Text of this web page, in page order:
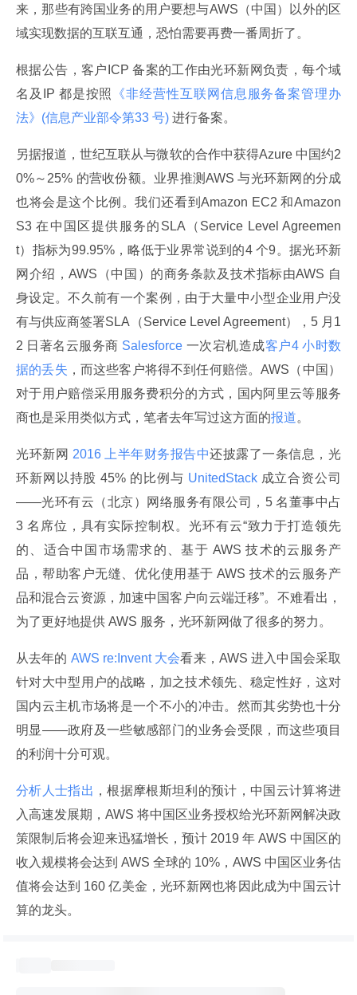
来，那些有跨国业务的用户要想与AWS（中国）以外的区
域实现数据的互联互通，恐怕需要再费一番周折了。
根据公告，客户ICP 备案的工作由光环新网负责，每个域
名及IP 都是按照
《非经营性互联网信息服务备案管理办
法》(信息产业部令第33 号) 进行备案。
另据报道，世纪互联从与微软的合作中获得Azure 中国约2
0%～25% 的营收份额。业界推测AWS 与光环新网的分成
也将会是这个比例。我们还看到Amazon EC2 和Amazon
S3 在中国区提供服务的SLA（Service Level Agreemen
t）指标为99.95%，略低于业界常说到的4 个9。据光环新
网介绍，AWS（中国）的商务条款及技术指标由AWS 自
身设定。不久前有一个案例，由于大量中小型企业用户没
有与供应商签署SLA（Service Level Agreement），5 月1
2 日著名云服务商 Salesforce 一次宕机造成客户4 小时数
据的丢失 ，而这些客户将得不到任何赔偿。AWS（中国）
对于用户赔偿采用服务费积分的方式，国内阿里云等服务
商也是采用类似方式，笔者去年写过这方面的报道。
光环新网 2016 上半年财务报告中还披露了一条信息，光
环新网以持股 45% 的比例与 UnitedStack 成立合资公司
——光环有云（北京）网络服务有限公司，5 名董事中占
3 名席位，具有实际控制权。光环有云“致力于打造领先
的、适合中国市场需求的、基于 AWS 技术的云服务产
品，帮助客户无缝、优化使用基于 AWS 技术的云服务产
品和混合云资源，加速中国客户向云端迁移”。不难看出，
为了更好地提供 AWS 服务，光环新网做了很多的努力。
从去年的 AWS re:Invent 大会看来，AWS 进入中国会采取
针对大中型用户的战略，加之技术领先、稳定性好，这对
国内云主机市场将是一个不小的冲击。然而其劣势也十分
明显——政府及一些敏感部门的业务会受限，而这些项目
的利润十分可观。
分析人士指出 ，根据摩根斯坦利的预计，中国云计算将进
入高速发展期，AWS 将中国区业务授权给光环新网解决政
策限制后将会迎来迅猛增长，预计 2019 年 AWS 中国区的
收入规模将会达到 AWS 全球的 10%，AWS 中国区业务估
值将会达到 160 亿美金，光环新网也将因此成为中国云计
算的龙头。